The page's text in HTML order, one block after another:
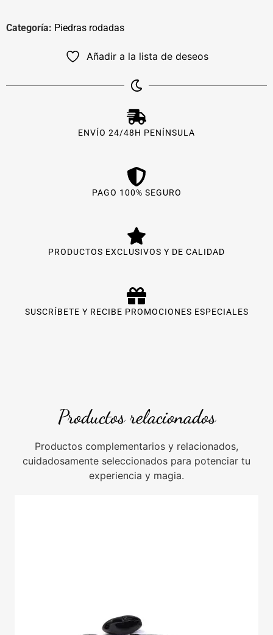
Categoría: Piedras rodadas
Añadir a la lista de deseos
ENVÍO 24/48H PENÍNSULA
PAGO 100% SEGURO
PRODUCTOS EXCLUSIVOS Y DE CALIDAD
SUSCRÍBETE Y RECIBE PROMOCIONES ESPECIALES
Productos relacionados
Productos complementarios y relacionados,
cuidadosamente seleccionados para potenciar tu
experiencia y magia.